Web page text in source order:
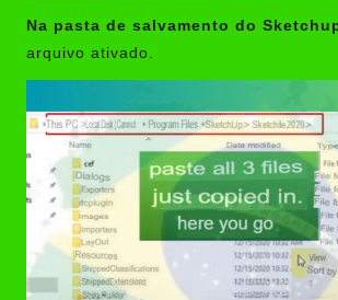
Na pasta de salvamento do
arquivo ativado.